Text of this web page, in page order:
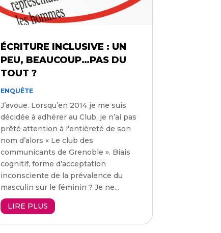
ÉCRITURE INCLUSIVE : UN
PEU, BEAUCOUP…PAS DU
TOUT ?
ENQUÊTE
J’avoue. Lorsqu’en 2014 je me suis
décidée à adhérer au Club, je n’ai pas
prêté attention à l’entièreté de son
nom d’alors « Le club des
communicants de Grenoble ». Biais
cognitif, forme d’acceptation
inconsciente de la prévalence du
masculin sur le féminin ? Je ne...
LIRE PLUS